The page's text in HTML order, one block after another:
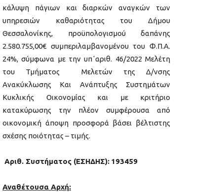
κάλυψη πάγιων και διαρκών αναγκών των
υπηρεσιών καθαριότητας του Δήμου
Θεσσαλονίκης, προϋπολογισμού δαπάνης
2.580.755,00€ συμπεριλαμβανομένου του Φ.Π.Α.
24%, σύμφωνα με την υπ΄αριθ. 46/2022 Μελέτη
του Τμήματος Μελετών της Δ/νσης
Ανακύκλωσης Και Ανάπτυξης Συστημάτων
Κυκλικής Οικονομίας και με κριτήριο
κατακύρωσης την πλέον συμφέρουσα από
οικονομική άποψη προσφορά βάσει βέλτιστης
σχέσης ποιότητας – τιμής.
Αριθ. Συστήματος (ΕΣΗΔΗΣ): 193459
Αναθέτουσα Αρχή: